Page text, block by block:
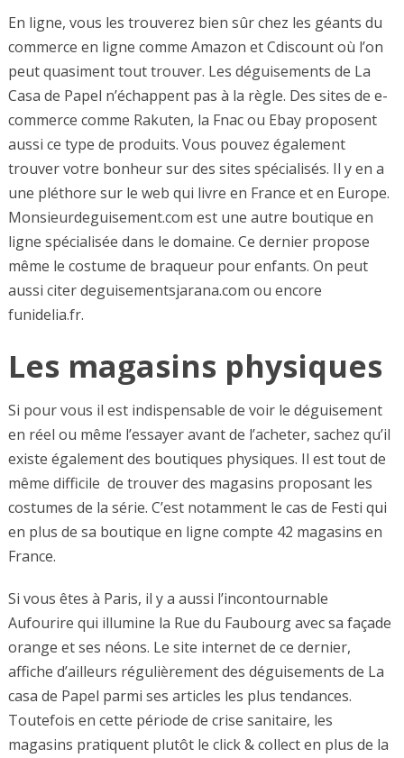
En ligne, vous les trouverez bien sûr chez les géants du
commerce en ligne comme Amazon et Cdiscount où l’on
peut quasiment tout trouver. Les déguisements de La
Casa de Papel n’échappent pas à la règle. Des sites de e-
commerce comme Rakuten, la Fnac ou Ebay proposent
aussi ce type de produits. Vous pouvez également
trouver votre bonheur sur des sites spécialisés. Il y en a
une pléthore sur le web qui livre en France et en Europe.
Monsieurdeguisement.com est une autre boutique en
ligne spécialisée dans le domaine. Ce dernier propose
même le costume de braqueur pour enfants. On peut
aussi citer deguisementsjarana.com ou encore
funidelia.fr.
Les magasins physiques
Si pour vous il est indispensable de voir le déguisement
en réel ou même l’essayer avant de l’acheter, sachez qu’il
existe également des boutiques physiques. Il est tout de
même difficile de trouver des magasins proposant les
costumes de la série. C’est notamment le cas de Festi qui
en plus de sa boutique en ligne compte 42 magasins en
France.
Si vous êtes à Paris, il y a aussi l’incontournable
Aufourire qui illumine la Rue du Faubourg avec sa façade
orange et ses néons. Le site internet de ce dernier,
affiche d’ailleurs régulièrement des déguisements de La
casa de Papel parmi ses articles les plus tendances.
Toutefois en cette période de crise sanitaire, les
magasins pratiquent plutôt le click & collect en plus de la